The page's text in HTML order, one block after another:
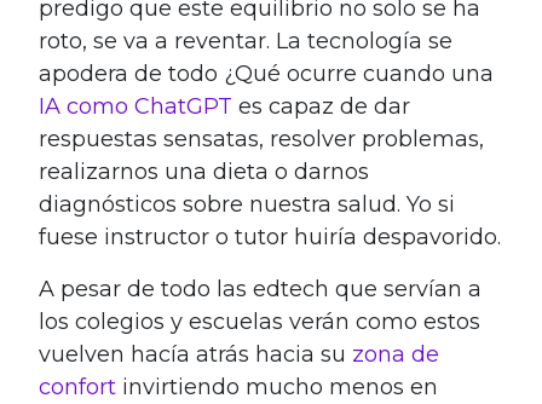
predigo que este equilibrio no solo se ha
roto, se va a reventar. La tecnología se
apodera de todo ¿Qué ocurre cuando una
IA como ChatGPT es capaz de dar
respuestas sensatas, resolver problemas,
realizarnos una dieta o darnos
diagnósticos sobre nuestra salud. Yo si
fuese instructor o tutor huiría despavorido.
A pesar de todo las edtech que servían a
los colegios y escuelas verán como estos
vuelven hacía atrás hacia su zona de
confort invirtiendo mucho menos en